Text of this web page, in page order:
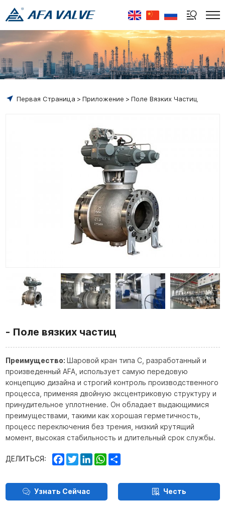
Select Language
Первая Страница Приложение Поле Вязких Частиц
Поле вязких частиц
Преимущество: Шаровой кран типа C, разработанный и
произведенный AFA, использует самую передовую
концепцию дизайна и строгий контроль производственного
процесса, применяя двойную эксцентриковую структуру и
принудительное уплотнение. Он обладает выдающимися
преимуществами, такими как хорошая герметичность,
процесс переключения без трения, низкий крутящий
момент, высокая стабильность и длительный срок службы.
ДЕЛИТЬСЯ: Facebook
TwitterLinkedInWhatsApp
Share
Узнать Сейчас Честь